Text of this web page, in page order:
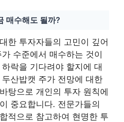
매수해도 될까?
한 투자자들의 고민이 깊어
수준에서 매수하는 것이
락을 기다려야 할지에 대
산밥캣 주가 전망에 대한
탕으로 개인의 투자 원칙에
중요합니다. 전문가들의
적으로 참고하여 현명한 투